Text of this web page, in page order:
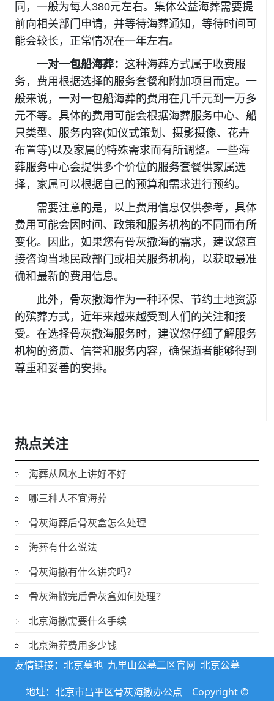
同，一般为每人380元左右。集体公益海葬需要提
前向相关部门申请，并等待海葬通知，等待时间可
能会较长，正常情况在一年左右。
‌一对一包船海葬‌： 这种海葬方式属于收费服
务，费用根据选择的服务套餐和附加项目而定。一
般来说，一对一包船海葬的费用在几千元到一万多
元不等。具体的费用可能会根据海葬服务中心、船
只类型、服务内容(如仪式策划、摄影摄像、花卉
布置等)以及家属的特殊需求而有所调整。一些海
葬服务中心会提供多个价位的服务套餐供家属选
择，家属可以根据自己的预算和需求进行预约。
需要注意的是，以上费用信息仅供参考，具体
费用可能会因时间、政策和服务机构的不同而有所
变化。因此，如果您有骨灰撒海的需求，建议您直
接咨询当地民政部门或相关服务机构，以获取最准
确和最新的费用信息。
此外，骨灰撒海作为一种环保、节约土地资源
的殡葬方式，近年来越来越受到人们的关注和接
受。在选择骨灰撒海服务时，建议您仔细了解服务
机构的资质、信誉和服务内容，确保逝者能够得到
尊重和妥善的安排。
热点关注
海葬从风水上讲好不好
哪三种人不宜海葬
骨灰海葬后骨灰盒怎么处理
海葬有什么说法
骨灰海撒有什么讲究吗？
骨灰海撒完后骨灰盒如何处理？
北京海撒需要什么手续
北京海葬费用多少钱
友情链接： 北京墓地 九里山公墓二区官网 北京公墓
地址：北京市昌平区骨灰海撒办公点 Copyright ©